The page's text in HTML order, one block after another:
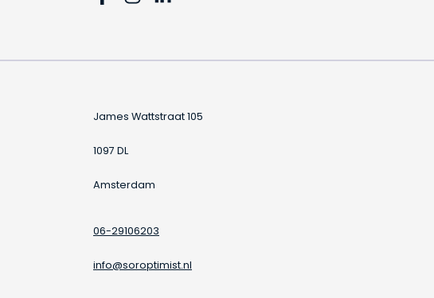
James Wattstraat 105
1097 DL
Amsterdam
06-29106203
info@soroptimist.nl